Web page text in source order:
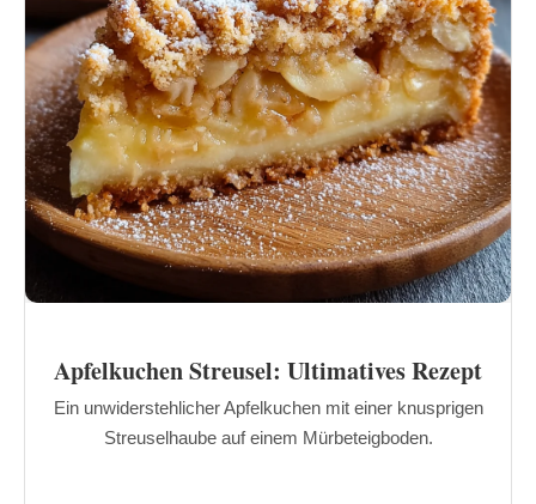
Apfelkuchen Streusel: Ultimatives Rezept
Ein unwiderstehlicher Apfelkuchen mit einer knusprigen
Streuselhaube auf einem Mürbeteigboden.